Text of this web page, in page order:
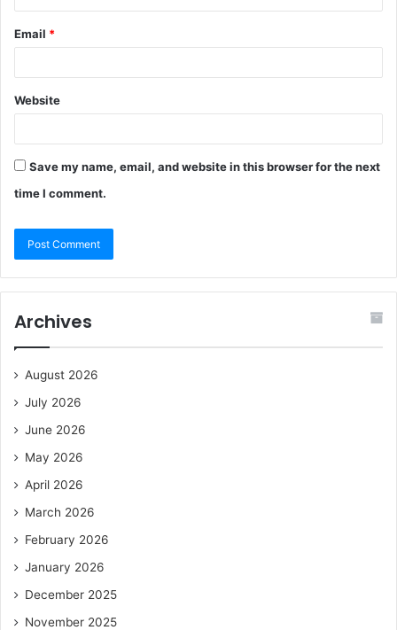
Email *
Website
Save my name, email, and website in this browser for the next
time I comment.
Archives
August 2026
July 2026
June 2026
May 2026
April 2026
March 2026
February 2026
January 2026
December 2025
November 2025